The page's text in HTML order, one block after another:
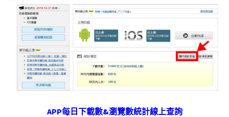
APP每日下載數&瀏覽數統計線上查詢